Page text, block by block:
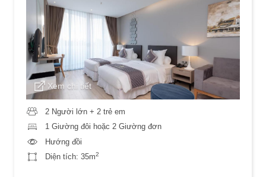
Xem chi tiết
2 Người lớn + 2 trẻ em
1 Giường đôi hoặc 2 Giường đơn
Hướng đồi
Diện tích: 35m2